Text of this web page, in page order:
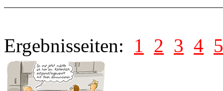
Ergebnisseiten: 1 2 3 4 5